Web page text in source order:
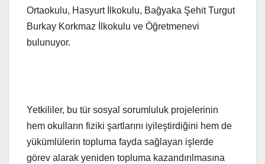
Ortaokulu, Hasyurt İlkokulu, Bağyaka Şehit Turgut
Burkay Korkmaz İlkokulu ve Öğretmenevi
bulunuyor.
Yetkililer, bu tür sosyal sorumluluk projelerinin
hem okulların fiziki şartlarını iyileştirdiğini hem de
yükümlülerin topluma fayda sağlayan işlerde
görev alarak yeniden topluma kazandırılmasına